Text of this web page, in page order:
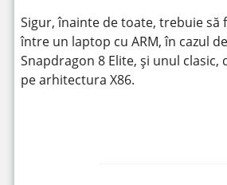
Sigur, înainte de toate, trebuie să
între un laptop cu ARM, în cazul
Snapdragon 8 Elite, și unul clasic,
pe arhitectura X86.